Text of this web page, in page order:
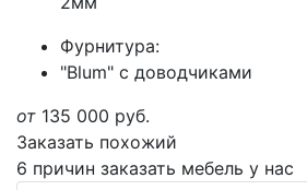
Фурнитура:
"Blum" с доводчиками
от 135 000 руб.
Заказать похожий
6 причин заказать мебель у нас